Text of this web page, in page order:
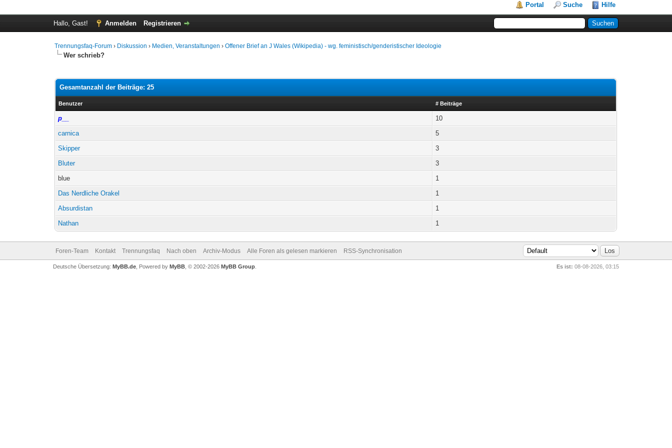
Portal Suche Hilfe
Hallo, Gast! Anmelden Registrieren
Trennungsfaq-Forum › Diskussion › Medien, Veranstaltungen ›Offener Brief an J Wales (Wikipedia) - wg. feministisch/genderistischer Ideologie
Wer schrieb?
Gesamtanzahl der Beiträge: 25
Benutzer # Beiträge
p__
10
carnica
5
Skipper
3
Bluter
3
blue
1
Das Nerdliche Orakel
1
Absurdistan
1
Nathan
1
Foren-Team Kontakt Trennungsfaq Nach oben Archiv-Modus Alle Foren als gelesen markieren RSS-Synchronisation
Es ist: 08-08-2026, 03:15
Deutsche Übersetzung: MyBB.de, Powered by MyBB, © 2002-2026 MyBB Group.